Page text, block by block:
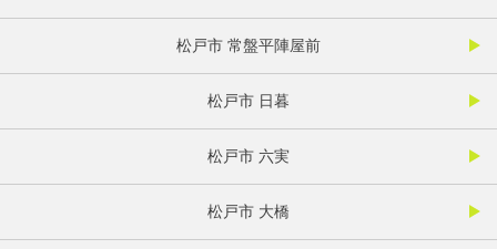
松戸市 常盤平陣屋前
松戸市 日暮
松戸市 六実
松戸市 大橋